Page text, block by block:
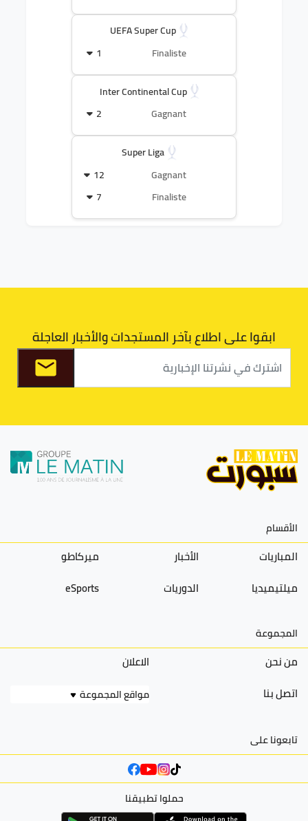
UEFA Super Cup
Finaliste
1
Inter Continental Cup
Gagnant
2
Super Liga
Gagnant
12
Finaliste
7
ابقوا على اطلاع بآخر المستجدات والأخبار العاجلة
الأقسام
المباريات الأخبار
ميركاطو
ميلتيميديا
الدوريات eSports
المجموعة
من نحن
الاعلان
اتصل بنا
مواقع المجموعة
تابعونا على
حملوا تطبيقنا